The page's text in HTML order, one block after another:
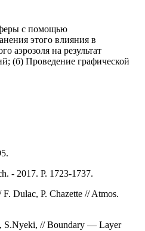
с помощью
этого влияния в
аэрозоля на результат
(б) Проведение графической
- 2017. P. 1723-1737.
Dulac, P. Chazette // Atmos.
S.Nyeki, // Boundary — Layer